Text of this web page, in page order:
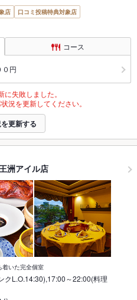
店
口コミ投稿特典対象店
コース
円
失敗しました。
況を更新してください。
更新する
洲アイル店
着いた完全個室
クL.O.14:30),17:00～22:00(料理